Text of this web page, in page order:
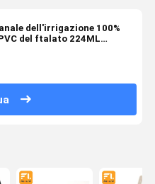
dell'irrigazione 100%
del ftalato 224ML